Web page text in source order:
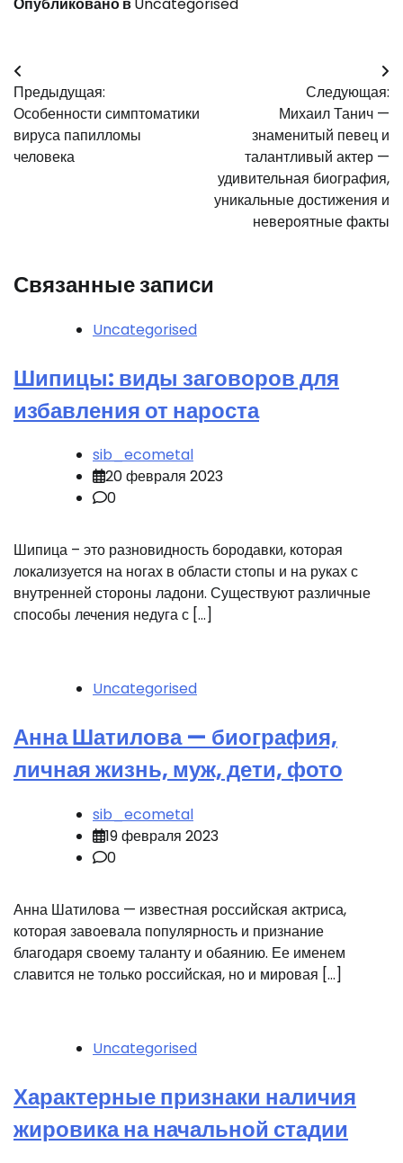
Навигация
по
записям
Предыдущая:
Особенности симптоматики
вируса папилломы
человека
Следующая:
Михаил Танич —
знаменитый певец и
талантливый актер —
удивительная биография,
уникальные достижения и
невероятные факты
Связанные записи
Uncategorised
Шипицы: виды заговоров для
избавления от нароста
sib_ecometal
20 февраля 2023
0
Шипица – это разновидность бородавки, которая
локализуется на ногах в области стопы и на руках с
внутренней стороны ладони. Существуют различные
способы лечения недуга с […]
Uncategorised
Анна Шатилова — биография,
личная жизнь, муж, дети, фото
sib_ecometal
19 февраля 2023
0
Анна Шатилова — известная российская актриса,
которая завоевала популярность и признание
благодаря своему таланту и обаянию. Ее именем
славится не только российская, но и мировая […]
Uncategorised
Характерные признаки наличия
жировика на начальной стадии